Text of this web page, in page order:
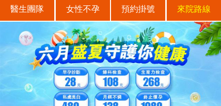
醫生團隊 女性不孕 預約掛號 來院路線